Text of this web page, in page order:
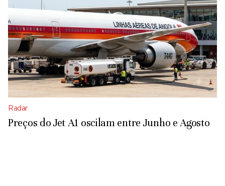
Radar
Preços do Jet A1 oscilam entre Junho e Agosto